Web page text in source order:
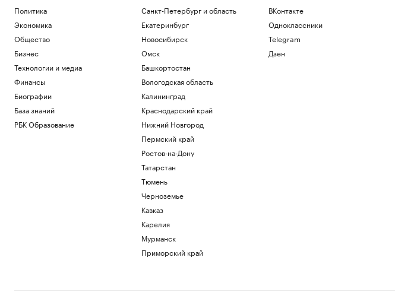
Политика
Экономика
Общество
Бизнес
Технологии и медиа
Финансы
Биографии
База знаний
РБК Образование
Санкт-Петербург и область
Екатеринбург
Новосибирск
Омск
Башкортостан
Вологодская область
Калининград
Краснодарский край
Нижний Новгород
Пермский край
Ростов-на-Дону
Татарстан
Тюмень
Черноземье
Кавказ
Карелия
Мурманск
Приморский край
ВКонтакте
Одноклассники
Telegram
Дзен